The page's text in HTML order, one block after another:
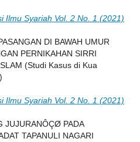
Ilmu Syariah Vol. 2 No. 1 (2021)
DI BAWAH UMUR
PERNIKAHAN SIRRI
(Studi Kasus di Kua
Ilmu Syariah Vol. 2 No. 1 (2021)
JUJURANÔÇØ PADA
TAPANULI NAGARI